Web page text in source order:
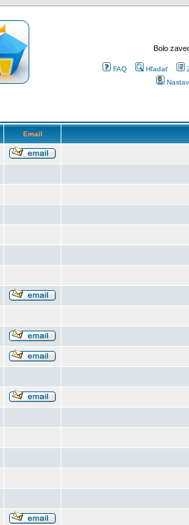
Bolo
FAQ Hľadať
Email